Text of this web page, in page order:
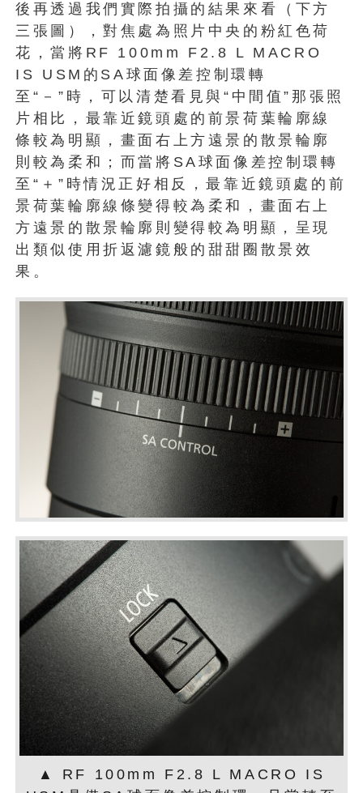
後再透過我們實際拍攝的結果來看（下方
三張圖），對焦處為照片中央的粉紅色荷
花，當將RF 100mm F2.8 L MACRO
IS USM的SA球面像差控制環轉
至“－”時，可以清楚看見與“中間值”那張照
片相比，最靠近鏡頭處的前景荷葉輪廓線
條較為明顯，畫面右上方遠景的散景輪廓
則較為柔和；而當將SA球面像差控制環轉
至“＋”時情況正好相反，最靠近鏡頭處的前
景荷葉輪廓線條變得較為柔和，畫面右上
方遠景的散景輪廓則變得較為明顯，呈現
出類似使用折返濾鏡般的甜甜圈散景效
果。
▲ RF 100mm F2.8 L MACRO IS